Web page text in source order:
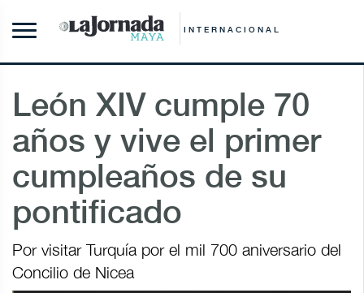
INTERNACIONAL
León XIV cumple 70
años y vive el primer
cumpleaños de su
pontificado
Por visitar Turquía por el mil 700 aniversario del
Concilio de Nicea